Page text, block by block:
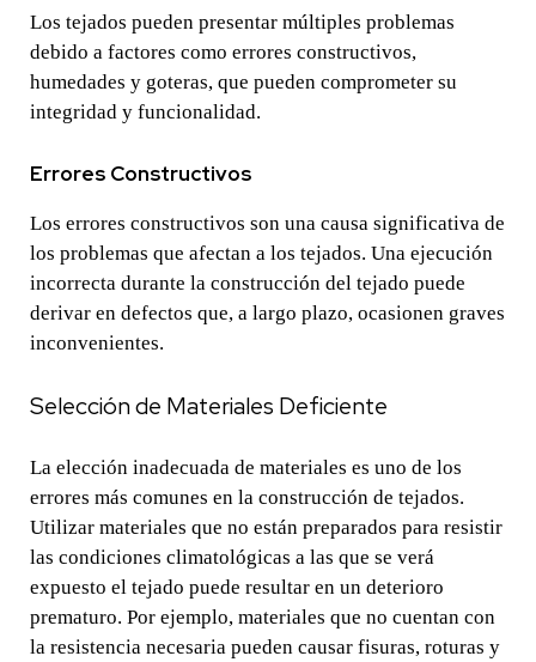
Los tejados pueden presentar múltiples problemas
debido a factores como errores constructivos,
humedades y goteras, que pueden comprometer su
integridad y funcionalidad.
Errores Constructivos
Los errores constructivos son una causa significativa de
los problemas que afectan a los tejados. Una ejecución
incorrecta durante la construcción del tejado puede
derivar en defectos que, a largo plazo, ocasionen graves
inconvenientes.
Selección de Materiales Deficiente
La elección inadecuada de materiales es uno de los
errores más comunes en la construcción de tejados.
Utilizar materiales que no están preparados para resistir
las condiciones climatológicas a las que se verá
expuesto el tejado puede resultar en un deterioro
prematuro. Por ejemplo, materiales que no cuentan con
la resistencia necesaria pueden causar fisuras, roturas y